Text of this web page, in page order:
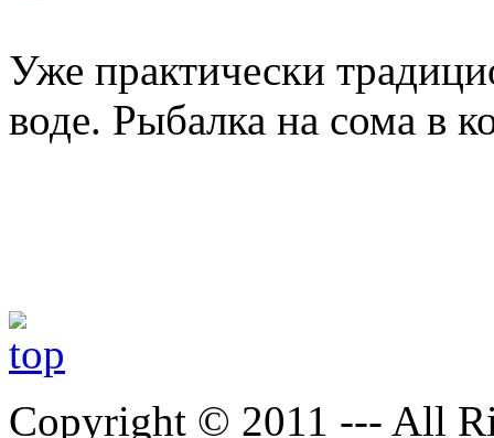
Уже практически
воде. Рыбалка на сома в
Copyright © 2011 --- All